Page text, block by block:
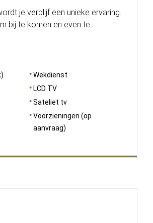
je verblijf een unieke ervaring.
bij te komen en even te
Wekdienst
LCD TV
Sateliet tv
Voorzieningen (op
aanvraag)